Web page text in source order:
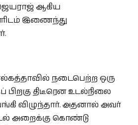
ஆகிய
இணைந்து
நடைபெற்ற ஒரு
பிறகு திடீரென உடல்நிலை
விழுந்தார். அதனால் அவர்
அறைக்கு கொண்டு